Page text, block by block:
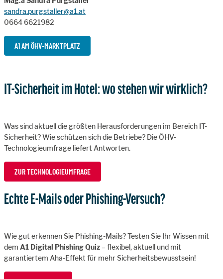
sandra.purgstaller@a1.at
0664 6621982
A1 AM ÖHV-MARKTPLATZ
IT-Sicherheit im Hotel: wo stehen wir wirklich?
Was sind aktuell die größten Herausforderungen im Bereich IT-
Sicherheit? Wie schützen sich die Betriebe? Die ÖHV-
Technologieumfrage liefert Antworten.
ZUR TECHNOLOGIEUMFRAGE
Echte E-Mails oder Phishing-Versuch?
Wie gut erkennen Sie Phishing-Mails? Testen Sie Ihr Wissen mit
dem A1 Digital Phishing Quiz– flexibel, aktuell und mit
garantiertem Aha-Effekt für mehr Sicherheitsbewusstsein!